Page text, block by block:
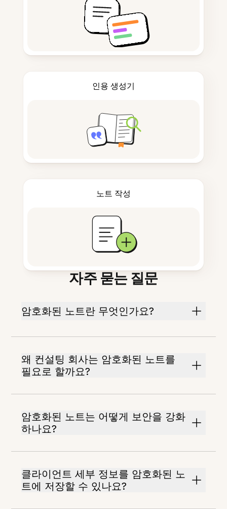
인용 생성기
노트 작성
자주 묻는 질문
암호화된 노트란 무엇인가요?
왜 컨설팅 회사는 암호화된 노트를
필요로 할까요?
암호화된 노트는 어떻게 보안을 강화
하나요?
클라이언트 세부 정보를 암호화된 노
트에 저장할 수 있나요?